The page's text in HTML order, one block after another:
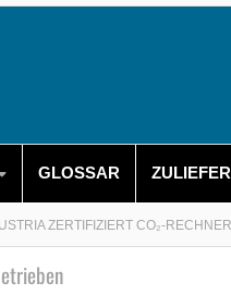
GLOSSAR
ZERTIFIZIERT CO₂-